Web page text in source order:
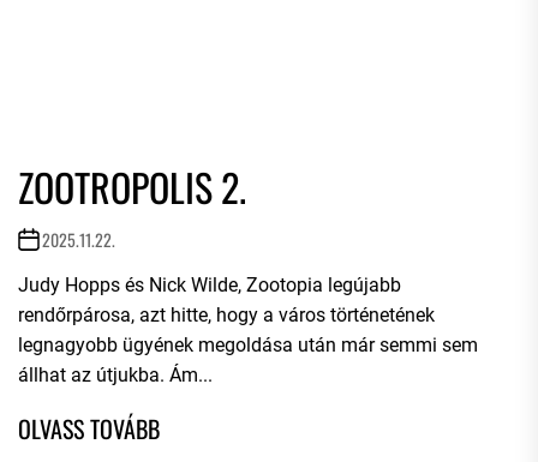
ZOOTROPOLIS 2.
2025.11.22.
Judy Hopps és Nick Wilde, Zootopia legújabb
rendőrpárosa, azt hitte, hogy a város történetének
legnagyobb ügyének megoldása után már semmi sem
állhat az útjukba. Ám...